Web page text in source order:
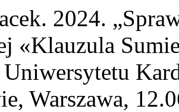
2024.
«Klauzula
Warszawa,